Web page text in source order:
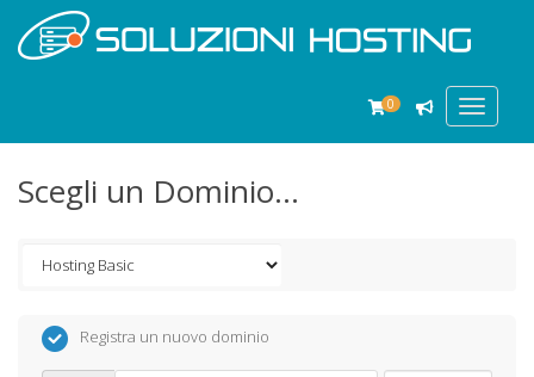
Toggle
0
Scegli un Dominio...
Registra un nuovo dominio